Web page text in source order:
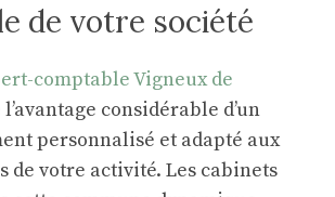
de votre société
comptable Vigneux de
considérable d’un
personnalisé et adapté aux
de votre activité. Les cabinets